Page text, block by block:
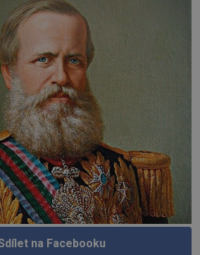
na Facebooku